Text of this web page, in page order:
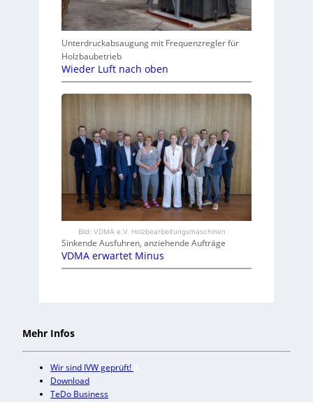
Unterdruckabsaugung mit Frequenzregler für
Holzbaubetrieb
Wieder Luft nach oben
Bild: VDMA e.V. Holzbearbeitungsmaschinen
Sinkende Ausfuhren, anziehende Aufträge
VDMA erwartet Minus
Mehr Infos
Wir sind IVW geprüft!
Download
TeDo Business